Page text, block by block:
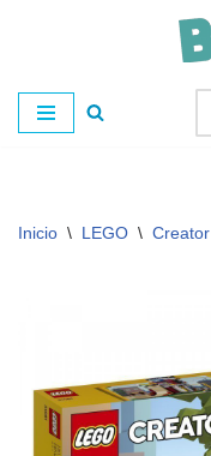
al
contenido
Inicio \ LEGO \ Creator